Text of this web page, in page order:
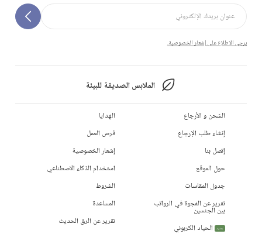
يرجى الاطلاع على إشعار الخصوصية.
الملابس الصديقة للبيئة
الشحن و الأرجاع
إنشاء طلب الإرجاع
إتصل بنا
حول الموقع
جدول المقاسات
تقرير عن الفجوة في الرواتب
بين الجنسين
جديد
الحياد الكربوني
الهدايا
فرص العمل
إشعار الخصوصية
استخدام الذكاء الاصطناعي
الشروط
المساعدة
تقرير عن الرق الحديث